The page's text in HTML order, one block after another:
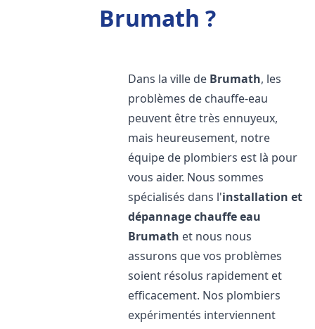
Brumath ?
Dans la ville de Brumath, les
problèmes de chauffe-eau
peuvent être très ennuyeux,
mais heureusement, notre
équipe de plombiers est là pour
vous aider. Nous sommes
spécialisés dans l'installation et
dépannage chauffe eau
Brumath et nous nous
assurons que vos problèmes
soient résolus rapidement et
efficacement. Nos plombiers
expérimentés interviennent